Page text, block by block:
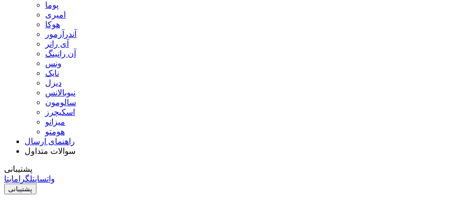
پوما
امیری
هوکا
آندرآرمور
آی رانر
آن رانینگ
ونس
نایک
دیزل
نیوبالانس
سالومون
اسکیچرز
میزانو
هومتو
راهنمای ارسال
سوالات متداول
پشتیبانی
واتساپتلگرامایتا
پشتیبانی